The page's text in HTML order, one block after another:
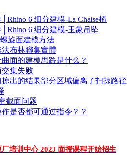
6 细分建模-La Chaise椅
│Rhino 6 细分建模-玉象吊坠
螺旋面建模方法
法布林聯集實體
面的建模思路是什么？
集失败
出的结果部分区域偏离了扫掠路径
截面问题
作是否都可通过指令？？
培训中心 2023 面授课程开始招生